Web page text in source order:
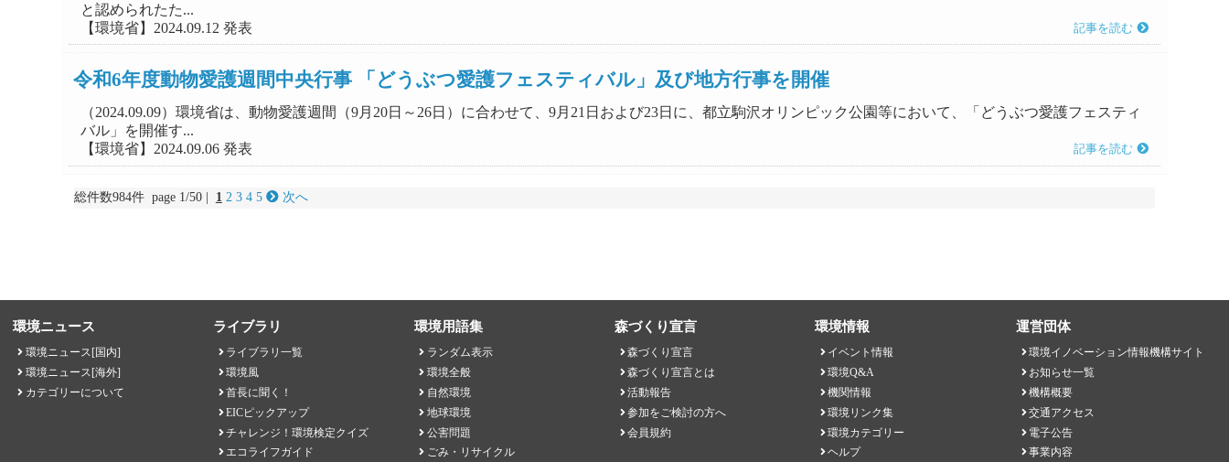
と認められたた...
【環境省】2024.09.12 発表
記事を読む
令和6年度動物愛護週間中央行事 「どうぶつ愛護フェスティバル」及び地方行事を開催
（2024.09.09）環境省は、動物愛護週間（9月20日～26日）に合わせて、9月21日および23日に、都立駒沢オリンピック公園等において、「どうぶつ愛護フェスティ
バル」を開催す...
【環境省】2024.09.06 発表
記事を読む
総件数984件 page 1/50 | 1 2 3 4 5 次へ
環境ニュース
環境ニュース[国内]
環境ニュース[海外]
カテゴリーについて
ライブラリ
ライブラリ一覧
環境風
首長に聞く！
EICピックアップ
チャレンジ！環境検定クイズ
エコライフガイド
環境用語集
ランダム表示
環境全般
自然環境
地球環境
公害問題
ごみ・リサイクル
森づくり宣言
森づくり宣言
森づくり宣言とは
活動報告
参加をご検討の方へ
会員規約
環境情報
イベント情報
環境Q&A
機関情報
環境リンク集
環境カテゴリー
ヘルプ
運営団体
環境イノベーション情報機構サイト
お知らせ一覧
機構概要
交通アクセス
電子公告
事業内容